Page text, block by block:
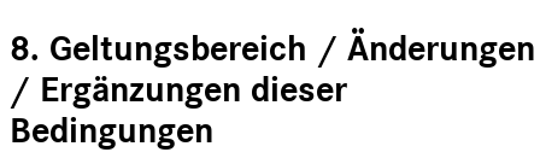
8. Geltungsbereich / Änderungen
/ Ergänzungen dieser
Bedingungen